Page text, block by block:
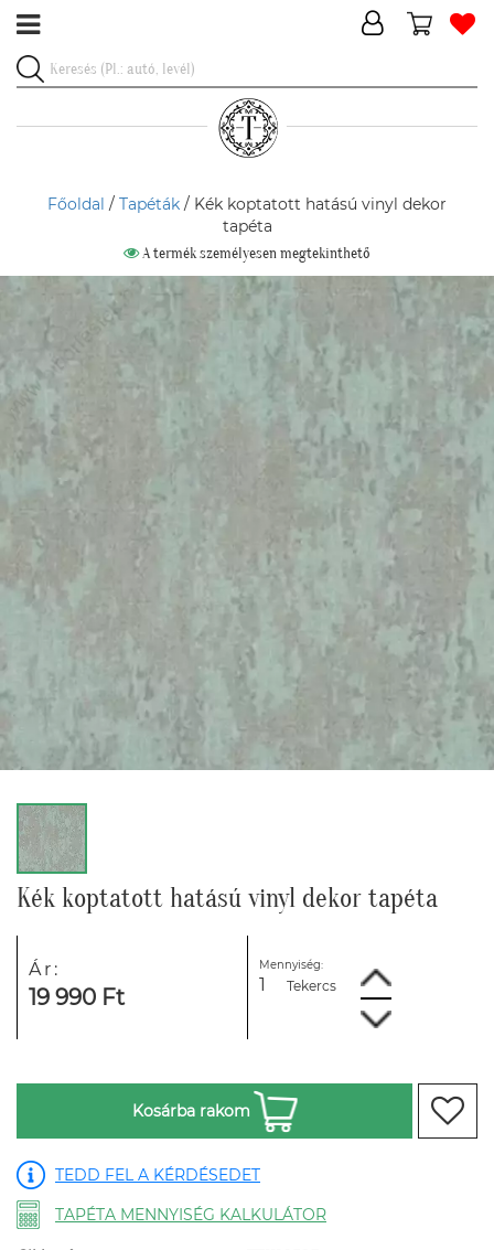
Főoldal / Tapéták / Kék koptatott hatású vinyl dekor
tapéta
A termék személyesen megtekinthető
Kék koptatott hatású vinyl dekor tapéta
Ár:
19 990 Ft
Mennyiség:
Tekercs
Kosárba rakom
TEDD FEL A KÉRDÉSEDET
TAPÉTA MENNYISÉG KALKULÁTOR